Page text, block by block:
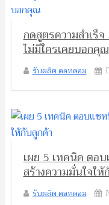
กดสูตรความสำเร็
ไม่มีใครเคยบอกคุณ
รับผลิต ดอทคอม
เผย 5 เทคนิค ตอ
สร้างความมั่นใจใ
รับผลิต ดอทคอม